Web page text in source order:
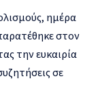
ημέρα
στον
την ευκαιρία
σε